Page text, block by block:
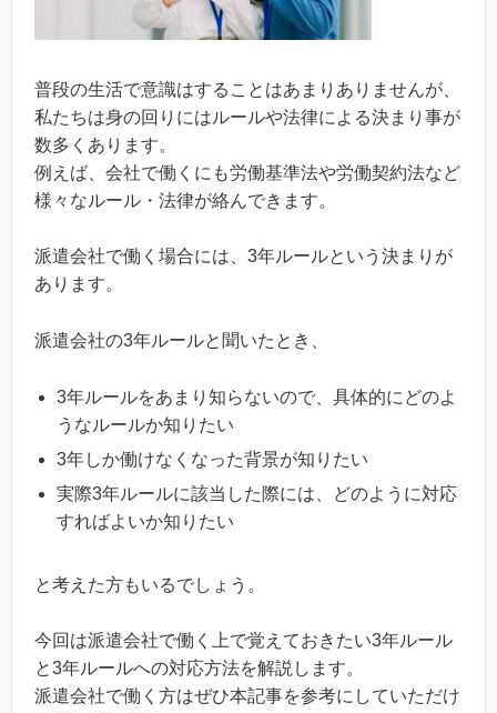
普段の生活で意識はすることはあまりありませんが、
私たちは身の回りにはルールや法律による決まり事が
数多くあります。
例えば、会社で働くにも労働基準法や労働契約法など
様々なルール・法律が絡んできます。
派遣会社で働く場合には、3年ルールという決まりが
あります。
派遣会社の3年ルールと聞いたとき、
3年ルールをあまり知らないので、具体的にどのよ
うなルールか知りたい
3年しか働けなくなった背景が知りたい
実際3年ルールに該当した際には、どのように対応
すればよいか知りたい
と考えた方もいるでしょう。
今回は派遣会社で働く上で覚えておきたい3年ルール
と3年ルールへの対応方法を解説します。
派遣会社で働く方はぜひ本記事を参考にしていただけ